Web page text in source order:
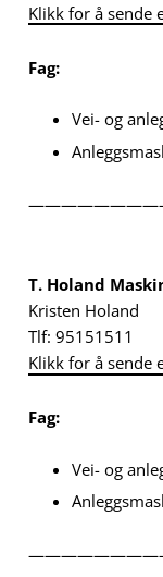
Klikk for å sende
Fag:
Vei- og
T. Holand
Kristen Holand
Tlf: 95151511
Klikk for å sende
Fag:
Vei- og